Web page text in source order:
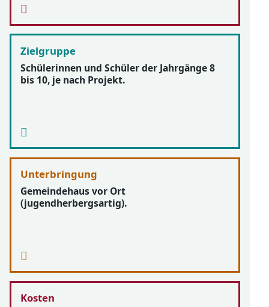
Zielgruppe
Schülerinnen und Schüler der Jahrgänge 8
bis 10, je nach Projekt.
Unterbringung
Gemeindehaus vor Ort
(jugendherbergsartig).
Kosten